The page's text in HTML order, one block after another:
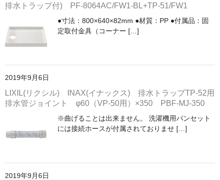
小便器セット
洗面器/手洗器
化粧鏡/耐食鏡
インテリア・バー
UB後付けタイプ
アクセサリー
タオル掛け・タオルリング・タオル棚
排水トラップ付) PF-8064AC/FW1-BL+TP-51/FW1
●寸法：800×640×82mm ●材質：PP ●付属品：固
定取付金具（コーナー […]
2019年9月6日
LIXIL(リクシル) INAX(イナックス) 排水トラップTP-52用
排水管ジョイント φ60（VP-50用）×350 PBF-MJ-350
※曲げることは出来ません。 洗濯機用パンセット
には接続ホースが付属されておりませ […]
2019年9月6日